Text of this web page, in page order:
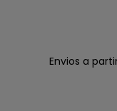
Envios a